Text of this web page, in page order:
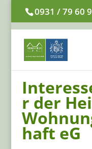
0931 / 79 60
r der
haft eG